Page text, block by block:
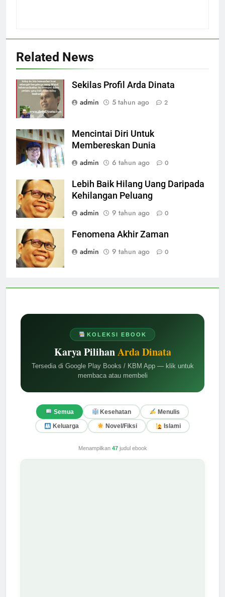
KOLEKSI EBOOK
Karya PilihanArda Dinata
Tersedia di Google Play Books / KBM App — klik untuk
membaca atau membeli
Semua Kesehatan Menulis
Keluarga Novel/Fiksi Islami
Menampilkan 47judul ebook
Related News
Sekilas Profil Arda Dinata
admin
5 tahun ago 2
Mencintai Diri Untuk
Membereskan Dunia
admin
6 tahun ago 0
Lebih Baik Hilang Uang Daripada
Kehilangan Peluang
admin
9 tahun ago 0
Fenomena Akhir Zaman
admin
9 tahun ago 0